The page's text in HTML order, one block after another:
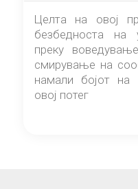
Целта на овој
безбедноста на
преку
смирување на
намали бојот на
овој потег